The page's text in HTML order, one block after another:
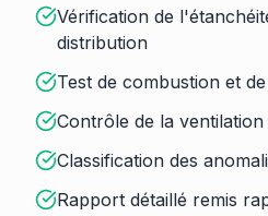
Vérification de
distribution
Test de combustion et
Contrôle de la
Classification des
Rapport détaillé remis